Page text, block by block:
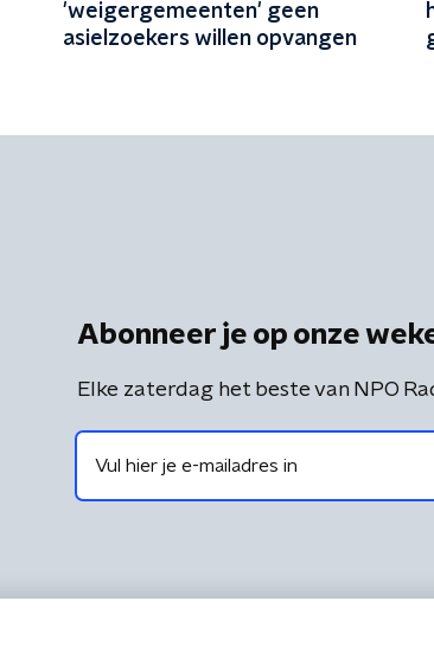
'weigergemeenten' geen
asielzoekers willen opvangen
Abonneer je op onze
Elke zaterdag het beste van NPO